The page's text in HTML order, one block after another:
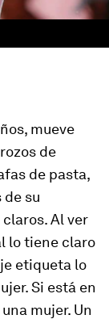
mueve
de
de pasta,
su
Al ver
lo tiene claro
etiqueta lo
Si está en
mujer. Un